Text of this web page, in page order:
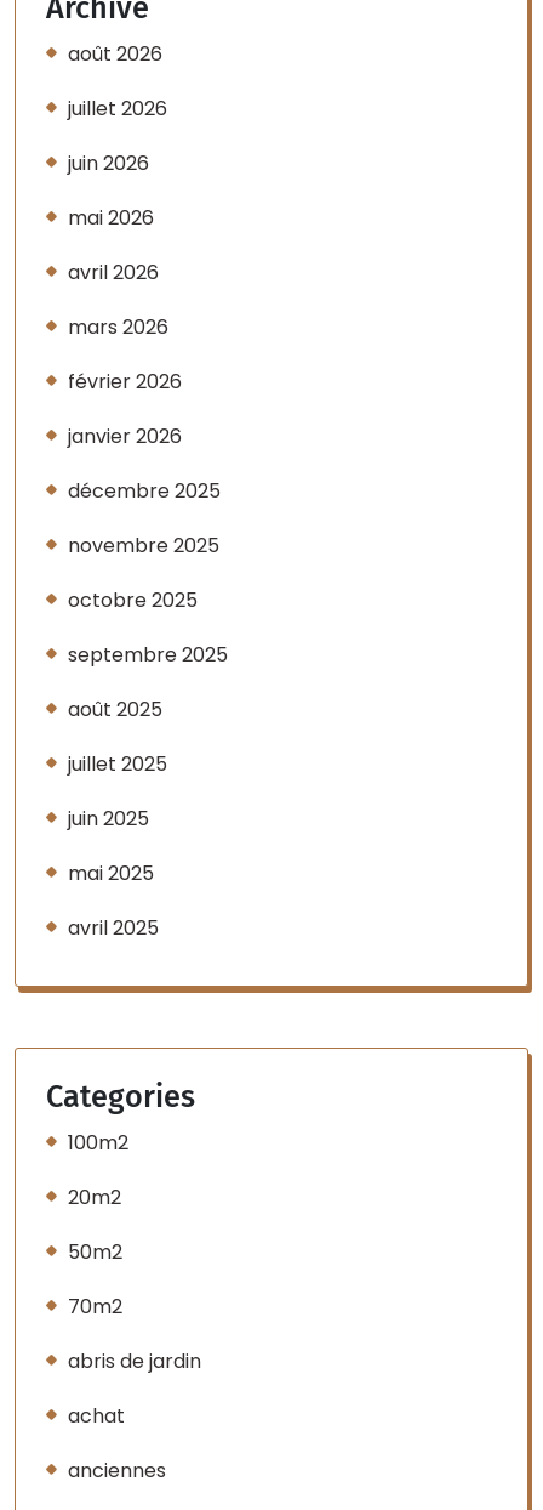
Archive
août 2026
juillet 2026
juin 2026
mai 2026
avril 2026
mars 2026
février 2026
janvier 2026
décembre 2025
novembre 2025
octobre 2025
septembre 2025
août 2025
juillet 2025
juin 2025
mai 2025
avril 2025
Categories
100m2
20m2
50m2
70m2
abris de jardin
achat
anciennes